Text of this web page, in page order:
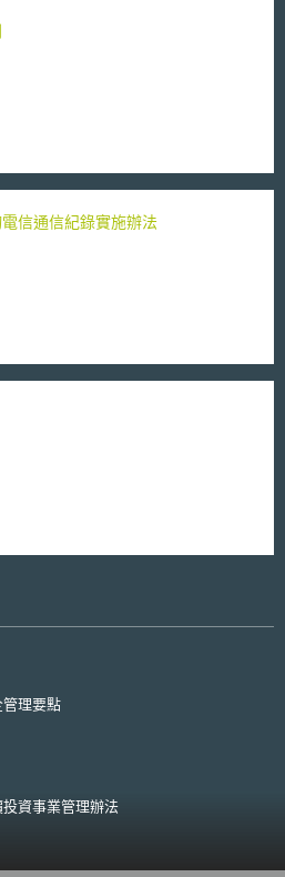
信通信紀錄實施辦法
理要點
資事業管理辦法